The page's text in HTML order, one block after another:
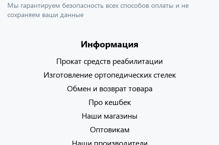
Мы гарантируем безопасность всех способов оплаты и не
сохраняем ваши данные
Информация
Прокат средств реабилитации
Изготовление ортопедических стелек
Обмен и возврат товара
Про кешбек
Наши магазины
Оптовикам
Наши производители